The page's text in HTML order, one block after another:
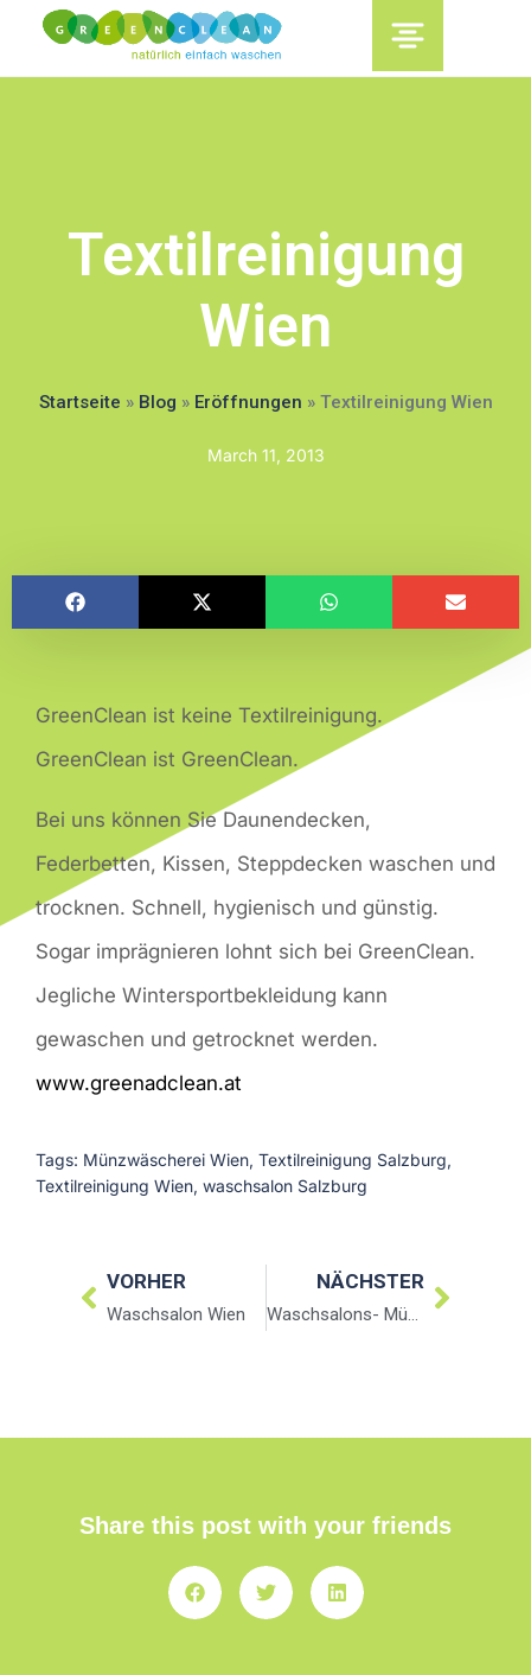
content
Textilreinigung
Wien
Startseite » Blog » Eröffnungen » Textilreinigung Wien
March 11, 2013
GreenClean ist keine Textilreinigung.
GreenClean ist GreenClean.
Bei uns können Sie Daunendecken,
Federbetten, Kissen, Steppdecken waschen und
trocknen. Schnell, hygienisch und günstig.
Sogar imprägnieren lohnt sich bei GreenClean.
Jegliche Wintersportbekleidung kann
gewaschen und getrocknet werden.
www.greenadclean.at
Tags: Münzwäscherei Wien, Textilreinigung Salzburg,
Textilreinigung Wien, waschsalon Salzburg
VORHER
Waschsalon Wien
NÄCHSTER
Waschsalons- Münzwäscherei
Share this post with your friends